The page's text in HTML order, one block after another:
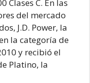
Clases C. En las
del mercado
J.D. Power, la
la categoría de
y recibió el
Platino, la